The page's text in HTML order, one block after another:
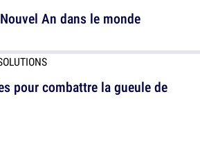
pour combattre la gueule de
An dans le monde